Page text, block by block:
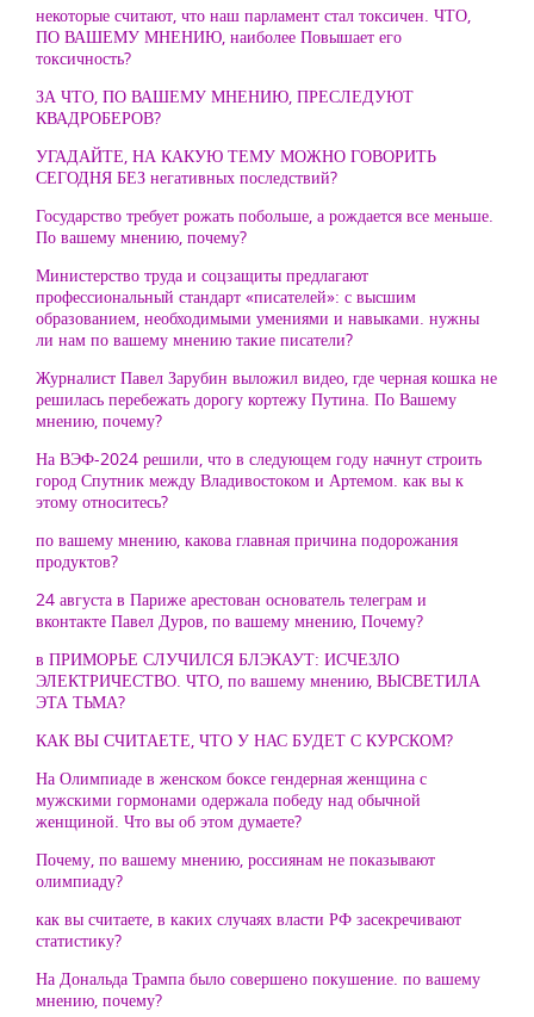
некоторые считают, что наш парламент стал токсичен. ЧТО,
ПО ВАШЕМУ МНЕНИЮ, наиболее Повышает его
токсичность?
ЗА ЧТО, ПО ВАШЕМУ МНЕНИЮ, ПРЕСЛЕДУЮТ
КВАДРОБЕРОВ?
УГАДАЙТЕ, НА КАКУЮ ТЕМУ МОЖНО ГОВОРИТЬ
СЕГОДНЯ БЕЗ негативных последствий?
Государство требует рожать побольше, а рождается все меньше.
По вашему мнению, почему?
Министерство труда и соцзащиты предлагают
профессиональный стандарт «писателей»: с высшим
образованием, необходимыми умениями и навыками. нужны
ли нам по вашему мнению такие писатели?
Журналист Павел Зарубин выложил видео, где черная кошка не
решилась перебежать дорогу кортежу Путина. По Вашему
мнению, почему?
На ВЭФ-2024 решили, что в следующем году начнут строить
город Спутник между Владивостоком и Артемом. как вы к
этому относитесь?
по вашему мнению, какова главная причина подорожания
продуктов?
24 августа в Париже арестован основатель телеграм и
вконтакте Павел Дуров, по вашему мнению, Почему?
в ПРИМОРЬЕ СЛУЧИЛСЯ БЛЭКАУТ: ИСЧЕЗЛО
ЭЛЕКТРИЧЕСТВО. ЧТО, по вашему мнению, ВЫСВЕТИЛА
ЭТА ТЬМА?
КАК ВЫ СЧИТАЕТЕ, ЧТО У НАС БУДЕТ С КУРСКОМ?
На Олимпиаде в женском боксе гендерная женщина с
мужскими гормонами одержала победу над обычной
женщиной. Что вы об этом думаете?
Почему, по вашему мнению, россиянам не показывают
олимпиаду?
как вы считаете, в каких случаях власти РФ засекречивают
статистику?
На Дональда Трампа было совершено покушение. по вашему
мнению, почему?